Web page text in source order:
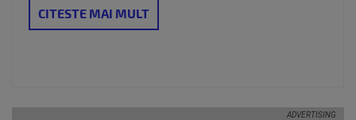
CITESTE MAI MULT